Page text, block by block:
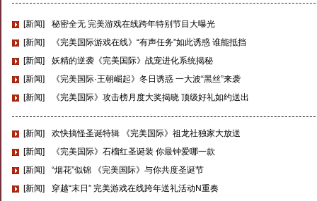
[新闻]
秘密全无 完美游戏在线跨年特别节目大曝光
[新闻]
《完美国际游戏在线》“有声任务”如此诱惑 谁能抵挡
[新闻]
妖精的逆袭《完美国际》战宠进化系统揭秘
[新闻]
《完美国际·王朝崛起》冬日诱惑 一大波“黑丝”来袭
[新闻]
《完美国际》攻击榜月度大奖揭晓 顶级好礼如约送出
[新闻]
欢快搞怪圣诞特辑 《完美国际》祖龙社独家大放送
[新闻]
《完美国际》石榴红圣诞装 你最钟爱哪一款
[新闻]
“烟花”似锦 《完美国际》与你共度圣诞节
[新闻]
穿越“末日” 完美游戏在线跨年送礼活动N重奏